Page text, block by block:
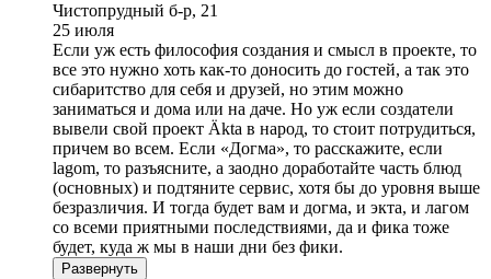
Чистопрудный б-р, 21
25 июля
Если уж есть философия создания и смысл в проекте, то
все это нужно хоть как-то доносить до гостей, а так это
сибаритство для себя и друзей, но этим можно
заниматься и дома или на даче. Но уж если создатели
вывели свой проект Äkta в народ, то стоит потрудиться,
причем во всем. Если «Догма», то расскажите, если
lagom, то разъясните, а заодно доработайте часть блюд
(основных) и подтяните сервис, хотя бы до уровня выше
безразличия. И тогда будет вам и догма, и экта, и лагом
со всеми приятными последствиями, да и фика тоже
будет, куда ж мы в наши дни без фики.
Развернуть